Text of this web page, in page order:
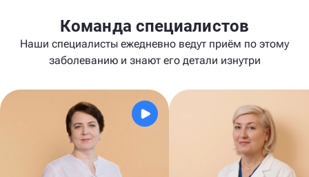
Команда специалистов
Наши специалисты ежедневно ведут приём по этому
заболеванию и знают его детали изнутри